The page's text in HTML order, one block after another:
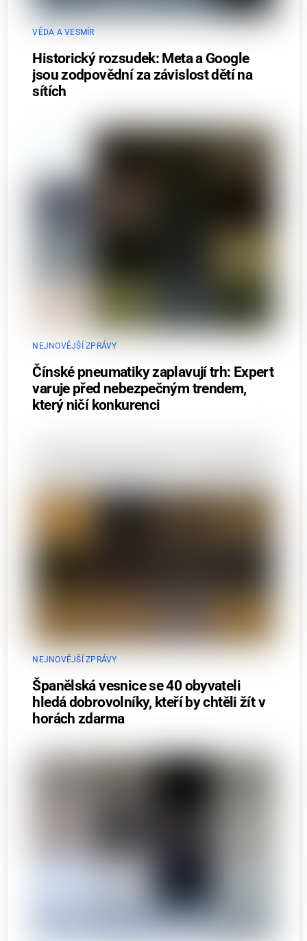
VĚDA A VESMÍR
Historický rozsudek: Meta a Google
jsou zodpovědní za závislost dětí na
sítích
NEJNOVĚJŠÍ ZPRÁVY
Čínské pneumatiky zaplavují trh: Expert
varuje před nebezpečným trendem,
který ničí konkurenci
NEJNOVĚJŠÍ ZPRÁVY
Španělská vesnice se 40 obyvateli
hledá dobrovolníky, kteří by chtěli žít v
horách zdarma